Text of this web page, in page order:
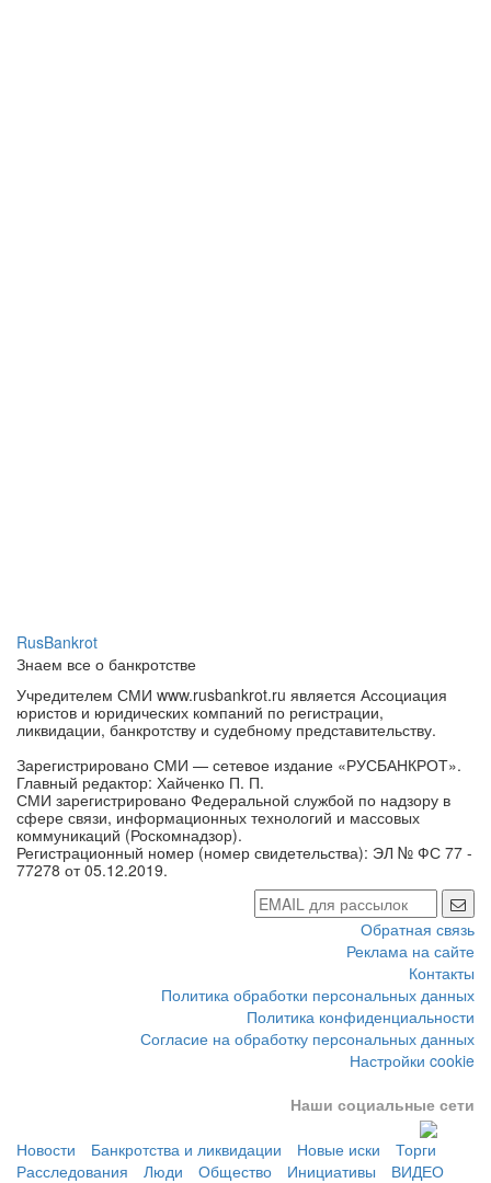
RusBankrot
Знаем все о банкротстве
Учредителем СМИ www.rusbankrot.ru является Ассоциация
юристов и юридических компаний по регистрации,
ликвидации, банкротству и судебному представительству.
Зарегистрировано СМИ — сетевое издание «РУСБАНКРОТ».
Главный редактор: Хайченко П. П.
СМИ зарегистрировано Федеральной службой по надзору в
сфере связи, информационных технологий и массовых
коммуникаций (Роскомнадзор).
Регистрационный номер (номер свидетельства): ЭЛ № ФС 77 -
77278 от 05.12.2019.
Обратная связь
Реклама на сайте
Контакты
Политика обработки персональных данных
Политика конфиденциальности
Согласие на обработку персональных данных
Настройки cookie
Наши социальные сети
Новости Банкротства и ликвидации Новые иски
Торги
Расследования
Люди Общество Инициативы ВИДЕО